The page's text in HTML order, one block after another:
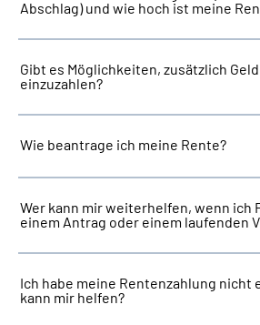
Inhalte in Gebärdensprache (DGS)
Leichte Sprache
Mein
Abschlag) und wie hoch ist meine
Gibt es Möglichkeiten, zusätzlich
einzuzahlen?
Wie beantrage ich meine Rente?
Wer kann mir weiterhelfen, wenn ich
einem Antrag oder einem laufenden
Ich habe meine Rentenzahlung nicht
kann mir helfen?